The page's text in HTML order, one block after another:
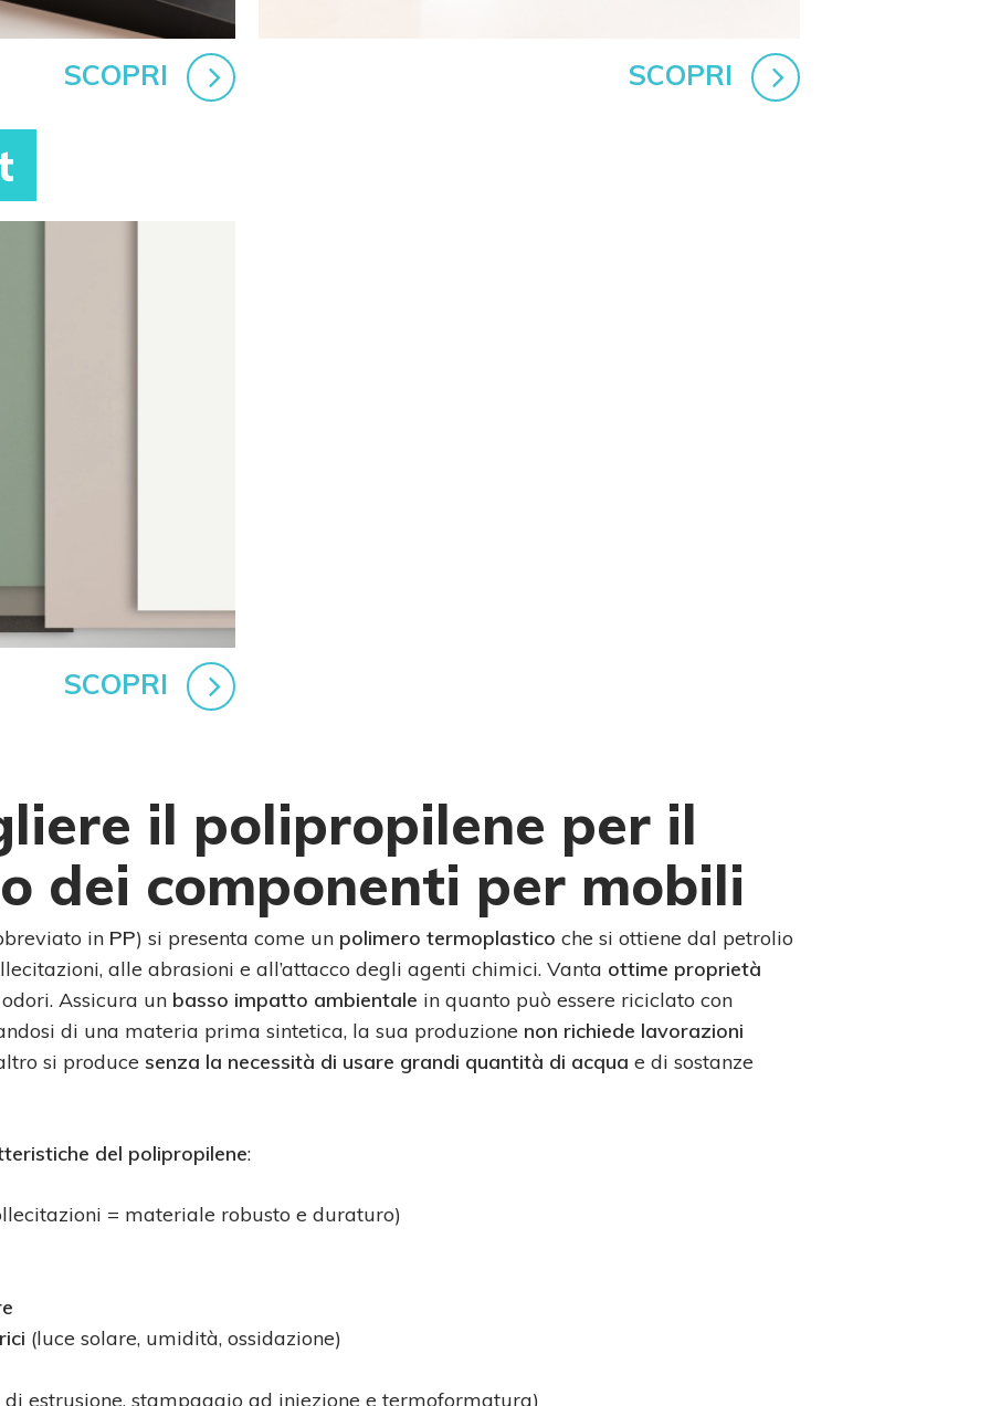
SCOPRI SCOPRI
SCOPRI
il polipropilene per il
dei componenti per mobili
in PP) si presenta come un polimero termoplastico che si ottiene dal petrolio
alle abrasioni e all’attacco degli agenti chimici. Vanta ottime proprietà
Assicura un basso impatto ambientale in quanto può essere riciclato con
di una materia prima sintetica, la sua produzione non richiede lavorazioni
si produce senza la necessità di usare grandi quantità di acqua e di sostanze
del polipropilene:
= materiale robusto e duraturo)
(luce solare, umidità, ossidazione)
estrusione, stampaggio ad iniezione e termoformatura)